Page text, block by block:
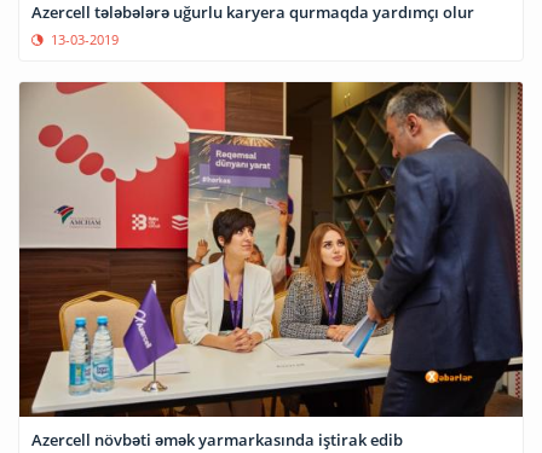
Azercell tələbələrə uğurlu karyera qurmaqda yardımçı olur
13-03-2019
Azercell növbəti əmək yarmarkasında iştirak edib